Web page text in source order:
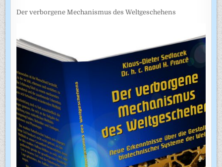
Der verborgene Mechanismus des Weltgeschehens